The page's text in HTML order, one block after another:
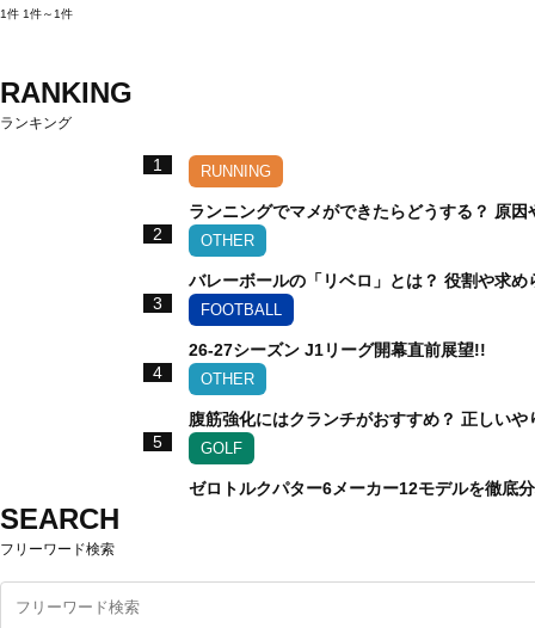
1件 1件～1件
RANKING
ランキング
1 RUNNING
ランニングでマメができたらどうする？ 原
2
OTHER
バレーボールの「リベロ」とは？ 役割や求め
3
FOOTBALL
26-27シーズン J1リーグ開幕直前展望!!
4
OTHER
腹筋強化にはクランチがおすすめ？ 正しいや
5
GOLF
ゼロトルクパター6メーカー12モデルを徹底
SEARCH
フリーワード検索